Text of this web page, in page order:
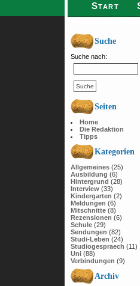
Start
Suche
Suche nach:
Seiten
Home
Die Redaktion
Tipps
Kategorien
Allgemeines(25)
Ausbildung (6)
Hintergrund (28)
Interview(33)
Kindergarten (2)
Meldungen (6)
Mitschnitte(8)
Rezensionen (6)
Schule(29)
Sendungen (82)
Studi-Leben (24)
Studiogespraech (11)
Uni(88)
Verbindungen (9)
Archiv